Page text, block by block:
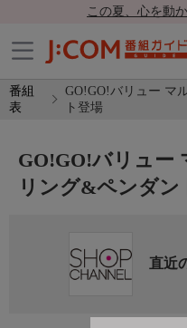
この夏、心を動
番組
表
GO!GO!バリュー マ
ト登場
GO!GO!バリュー
リング&ペンダン
直近